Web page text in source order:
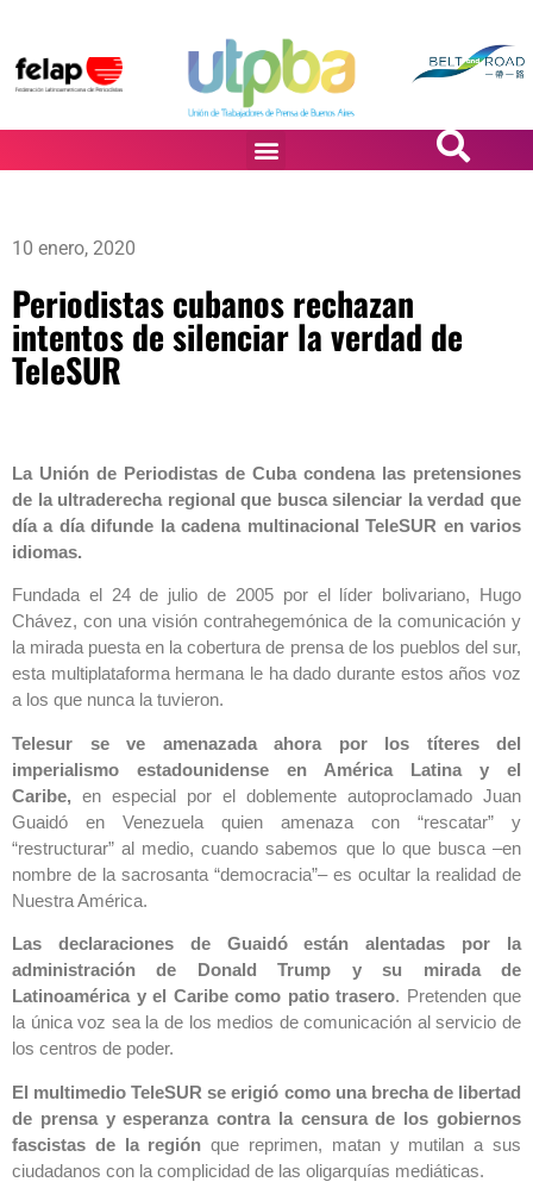
10 enero, 2020
Periodistas cubanos rechazan
intentos de silenciar la verdad de
TeleSUR
La Unión de Periodistas de Cuba condena las pretensiones
de la ultraderecha regional que busca silenciar la verdad que
día a día difunde la cadena multinacional TeleSUR en varios
idiomas.
Fundada el 24 de julio de 2005 por el líder bolivariano, Hugo
Chávez, con una visión contrahegemónica de la comunicación y
la mirada puesta en la cobertura de prensa de los pueblos del sur,
esta multiplataforma hermana le ha dado durante estos años voz
a los que nunca la tuvieron.
Telesur se ve amenazada ahora por los títeres del
imperialismo estadounidense en América Latina y el
Caribe, en especial por el doblemente autoproclamado Juan
Guaidó en Venezuela quien amenaza con “rescatar” y
“restructurar” al medio, cuando sabemos que lo que busca –en
nombre de la sacrosanta “democracia”– es ocultar la realidad de
Nuestra América.
Las declaraciones de Guaidó están alentadas por la
administración de Donald Trump y su mirada de
Latinoamérica y el Caribe como patio trasero. Pretenden que
la única voz sea la de los medios de comunicación al servicio de
los centros de poder.
El multimedio TeleSUR se erigió como una brecha de libertad
de prensa y esperanza contra la censura de los gobiernos
fascistas de la región que reprimen, matan y mutilan a sus
ciudadanos con la complicidad de las oligarquías mediáticas.